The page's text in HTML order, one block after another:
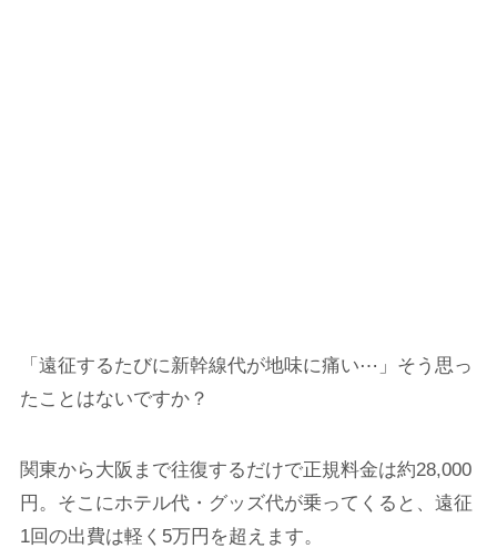
「遠征するたびに新幹線代が地味に痛い⋯」そう思っ
たことはないですか？
関東から大阪まで往復するだけで正規料金は約28,000
円。そこにホテル代・グッズ代が乗ってくると、遠征
1回の出費は軽く5万円を超えます。